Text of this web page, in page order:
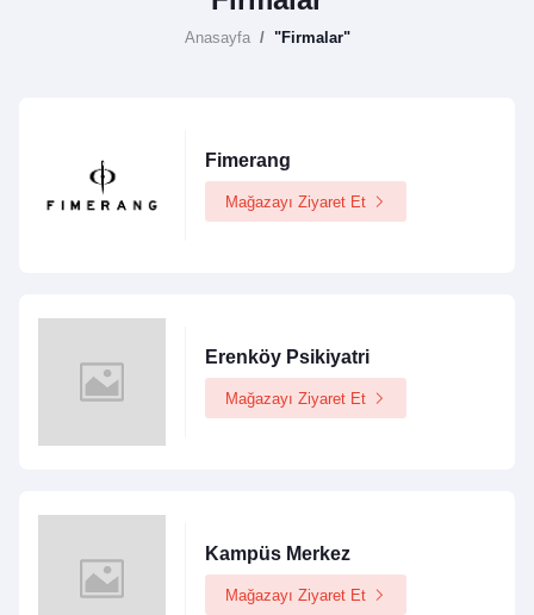
Anasayfa "Firmalar"
Fimerang
Mağazayı Ziyaret Et
Erenköy Psikiyatri
Mağazayı Ziyaret Et
Kampüs Merkez
Mağazayı Ziyaret Et